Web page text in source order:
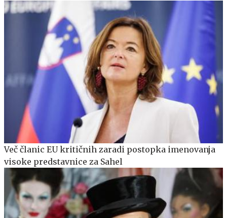
Več članic EU kritičnih zaradi postopka imenovanja
visoke predstavnice za Sahel